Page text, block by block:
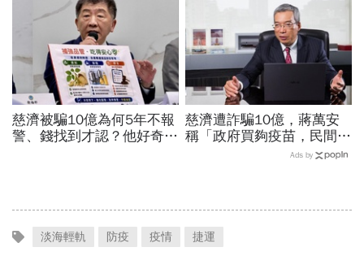
慈濟被騙10億為何5年不報
警、錢找到才認？他好奇：
慈濟遭詐騙10億，蔣萬安
稱「政府買夠疫苗，民間就
不用採購」！謝金河：這句
Ads by
淡海輕軌 防疫 疫情 捷運